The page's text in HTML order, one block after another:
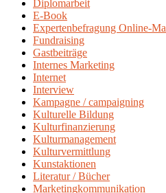
Diplomarbeit
E-Book
Expertenbefragung Online-
Fundraising
Gastbeiträge
Internes Marketing
Internet
Interview
Kampagne / campaigning
Kulturelle Bildung
Kulturfinanzierung
Kulturmanagement
Kulturvermittlung
Kunstaktionen
Literatur / Bücher
Marketingkommunikation